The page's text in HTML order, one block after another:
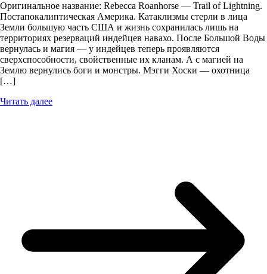
Оригинальное название: Rebecca Roanhorse — Trail of Lightning.
Постапокалиптическая Америка. Катаклизмы стерли в лица
Земли большую часть США и жизнь сохранилась лишь на
территориях резерваций индейцев навахо. После Большой Воды
вернулась и магия — у индейцев теперь проявляются
сверхспособности, свойственные их кланам. А с магией на
Землю вернулись боги и монстры. Мэгги Хоски — охотница
[…]
Читать далее